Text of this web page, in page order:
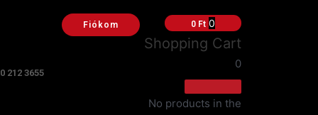
212 3655
Fiókom 0 Ft 0
Shopping Cart
0
No products in the